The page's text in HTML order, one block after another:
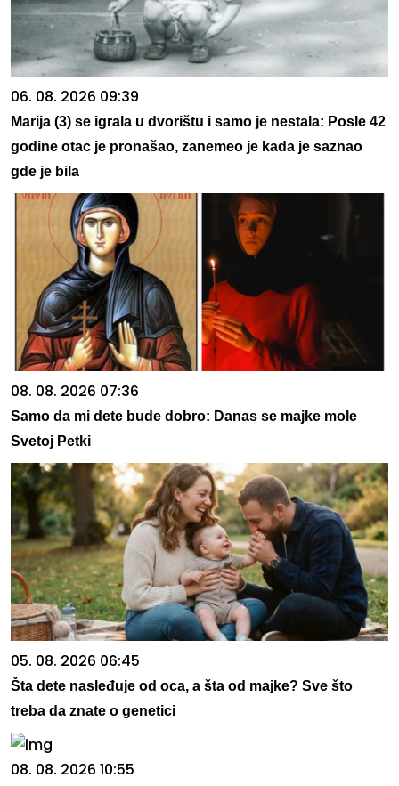
06. 08. 2026 09:39
Marija (3) se igrala u dvorištu i samo je nestala: Posle 42
godine otac je pronašao, zanemeo je kada je saznao
gde je bila
08. 08. 2026 07:36
Samo da mi dete bude dobro: Danas se majke mole
Svetoj Petki
05. 08. 2026 06:45
Šta dete nasleđuje od oca, a šta od majke? Sve što
treba da znate o genetici
08. 08. 2026 10:55